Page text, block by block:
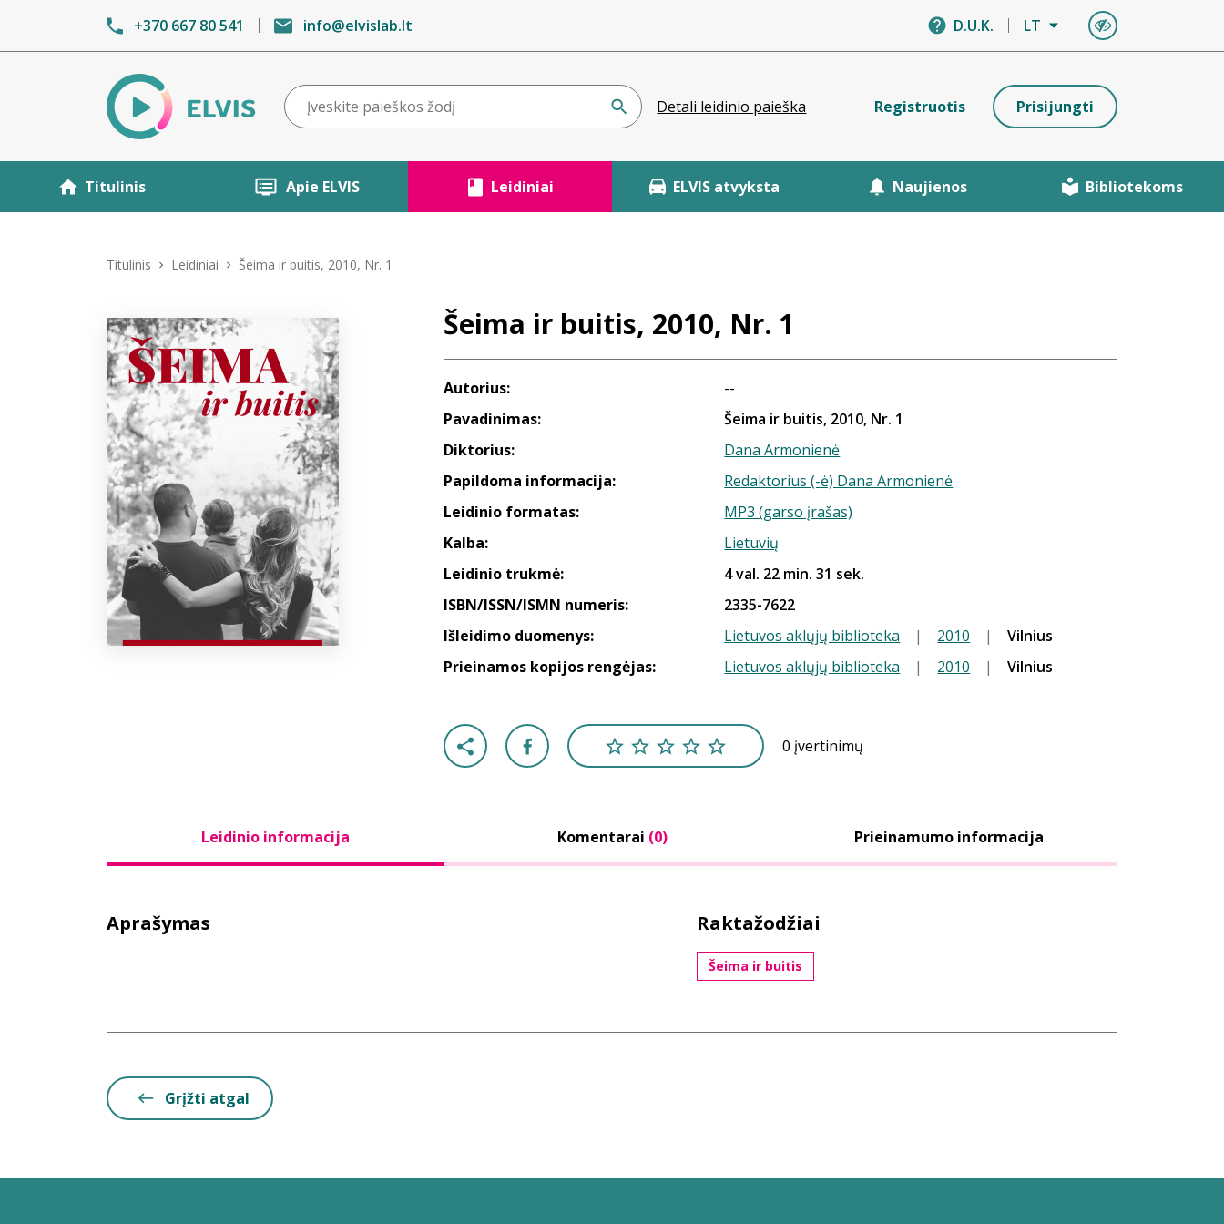
+370 667 80 541 info@elvislab.lt D.U.K. LT
Detali leidinio paieška Registruotis Prisijungti
Titulinis Apie ELVIS Leidiniai ELVIS atvyksta Naujienos Bibliotekoms
Titulinis Leidiniai Šeima ir buitis, 2010, Nr. 1
Šeima ir buitis, 2010, Nr. 1
Autorius:
--
Pavadinimas:
Šeima ir buitis, 2010, Nr. 1
Diktorius:
Dana Armonienė
Papildoma informacija:
Redaktorius (-ė) Dana Armonienė
Leidinio formatas:
MP3 (garso įrašas)
Kalba:
Lietuvių
Leidinio trukmė:
4 val. 22 min. 31 sek.
ISBN/ISSN/ISMN numeris:
2335-7622
Išleidimo duomenys:
Lietuvos aklųjų biblioteka | 2010 |
Vilnius
Prieinamos kopijos rengėjas:
Lietuvos aklųjų biblioteka | 2010 | Vilnius
0 įvertinimų
Leidinio informacija Komentarai (0) Prieinamumo informacija
Aprašymas Raktažodžiai
Šeima ir buitis
Grįžti atgal